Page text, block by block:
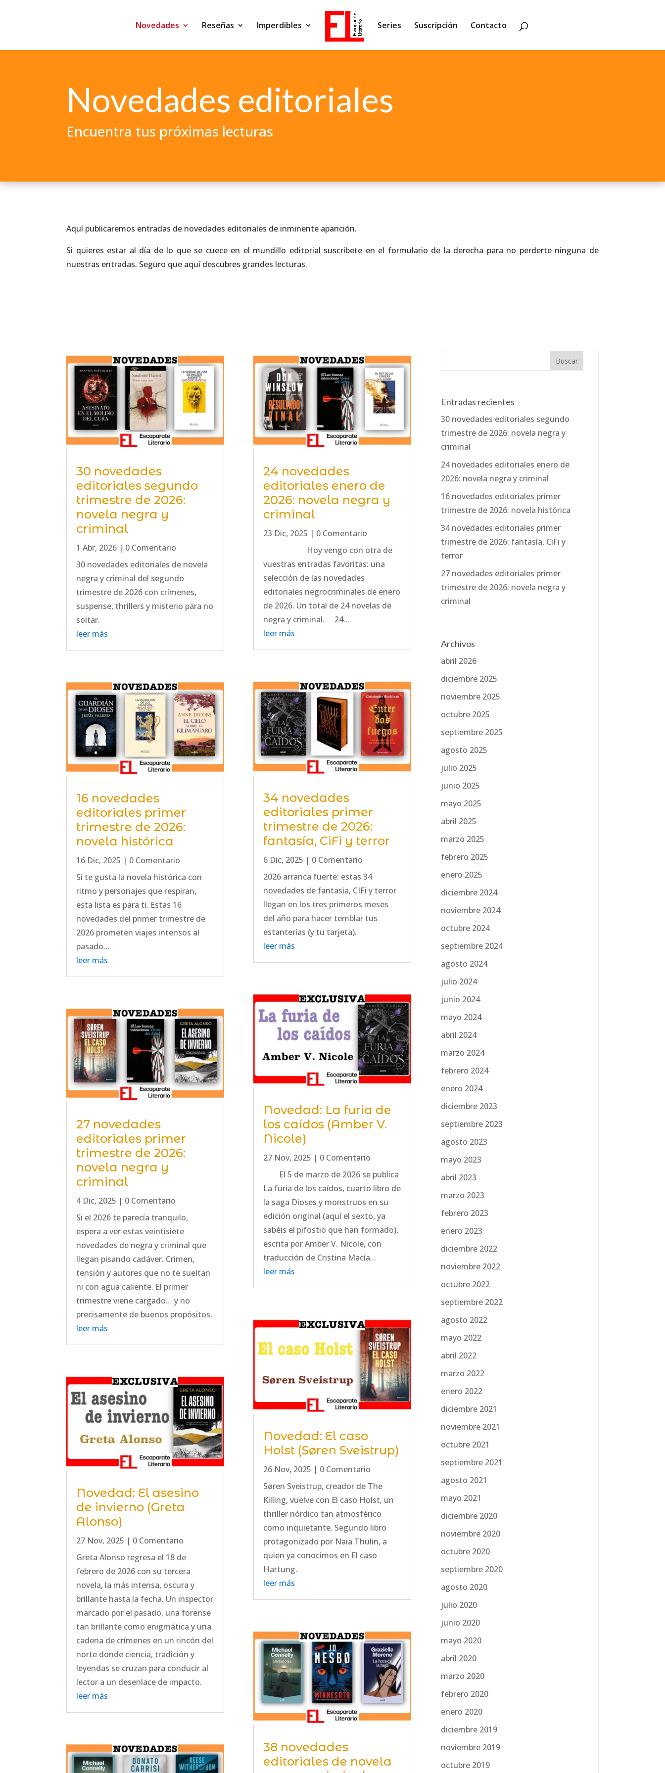
Novedades Reseñas Imperdibles Series Suscripción Contacto
Novedades editoriales
Encuentra tus próximas lecturas
Aquí publicaremos entradas de novedades editoriales de inminente aparición.
Si quieres estar al día de lo que se cuece en el mundillo editorial suscríbete en el formulario de la derecha para no perderte ninguna de
nuestras entradas. Seguro que aquí descubres grandes lecturas.
30 novedades
editoriales segundo
trimestre de 2026:
novela negra y
criminal
1 Abr, 2026 | 0 Comentario
30 novedades editoriales de novela
negra y criminal del segundo
trimestre de 2026 con crímenes,
suspense, thrillers y misterio para no
soltar.
leer más
16 novedades
editoriales primer
trimestre de 2026:
novela histórica
16 Dic, 2025 | 0 Comentario
Si te gusta la novela histórica con
ritmo y personajes que respiran,
esta lista es para ti. Estas 16
novedades del primer trimestre de
2026 prometen viajes intensos al
pasado…
leer más
27 novedades
editoriales primer
trimestre de 2026:
novela negra y
criminal
4 Dic, 2025 | 0 Comentario
Si el 2026 te parecía tranquilo,
espera a ver estas veintisiete
novedades de negra y criminal que
llegan pisando cadáver. Crimen,
tensión y autores que no te sueltan
ni con agua caliente. El primer
trimestre viene cargado… y no
precisamente de buenos propósitos.
leer más
Novedad: El asesino
de invierno (Greta
Alonso)
27 Nov, 2025 | 0 Comentario
Greta Alonso regresa el 18 de
febrero de 2026 con su tercera
novela, la más intensa, oscura y
brillante hasta la fecha. Un inspector
marcado por el pasado, una forense
tan brillante como enigmática y una
cadena de crímenes en un rincón del
norte donde ciencia, tradición y
leyendas se cruzan para conducir al
lector a un desenlace de impacto.
leer más
24 novedades
editoriales enero de
2026: novela negra y
criminal
23 Dic, 2025 | 0 Comentario
Hoy vengo con otra de
vuestras entradas favoritas: una
selección de las novedades
editoriales negrocriminales de enero
de 2026. Un total de 24 novelas de
negra y criminal. 24...
leer más
34 novedades
editoriales primer
trimestre de 2026:
fantasía, CiFi y terror
6 Dic, 2025 | 0 Comentario
2026 arranca fuerte: estas 34
novedades de fantasía, CIFi y terror
llegan en los tres primeros meses
del año para hacer temblar tus
estanterías (y tu tarjeta).
leer más
Novedad: La furia de
los caídos (Amber V.
Nicole)
27 Nov, 2025 | 0 Comentario
El 5 de marzo de 2026 se publica
La furia de los caídos, cuarto libro de
la saga Dioses y monstruos en su
edición original (aquí el sexto, ya
sabéis el pifostio que han formado),
escrita por Amber V. Nicole, con
traducción de Cristina Macía...
leer más
Novedad: El caso
Holst (Søren Sveistrup)
26 Nov, 2025 | 0 Comentario
Søren Sveistrup, creador de The
Killing, vuelve con El caso Holst, un
thriller nórdico tan atmosférico
como inquietante. Segundo libro
protagonizado por Naia Thulin, a
quien ya conocimos en El caso
Hartung.
leer más
38 novedades
editoriales de novela
Entradas recientes
30 novedades editoriales segundo
trimestre de 2026: novela negra y
criminal
24 novedades editoriales enero de
2026: novela negra y criminal
16 novedades editoriales primer
trimestre de 2026: novela histórica
34 novedades editoriales primer
trimestre de 2026: fantasía, CiFi y
terror
27 novedades editoriales primer
trimestre de 2026: novela negra y
criminal
Archivos
abril 2026
diciembre 2025
noviembre 2025
octubre 2025
septiembre 2025
agosto 2025
julio 2025
junio 2025
mayo 2025
abril 2025
marzo 2025
febrero 2025
enero 2025
diciembre 2024
noviembre 2024
octubre 2024
septiembre 2024
agosto 2024
julio 2024
junio 2024
mayo 2024
abril 2024
marzo 2024
febrero 2024
enero 2024
diciembre 2023
septiembre 2023
agosto 2023
mayo 2023
abril 2023
marzo 2023
febrero 2023
enero 2023
diciembre 2022
noviembre 2022
octubre 2022
septiembre 2022
agosto 2022
mayo 2022
abril 2022
marzo 2022
enero 2022
diciembre 2021
noviembre 2021
octubre 2021
septiembre 2021
agosto 2021
mayo 2021
diciembre 2020
noviembre 2020
octubre 2020
septiembre 2020
agosto 2020
julio 2020
junio 2020
mayo 2020
abril 2020
marzo 2020
febrero 2020
enero 2020
diciembre 2019
noviembre 2019
octubre 2019